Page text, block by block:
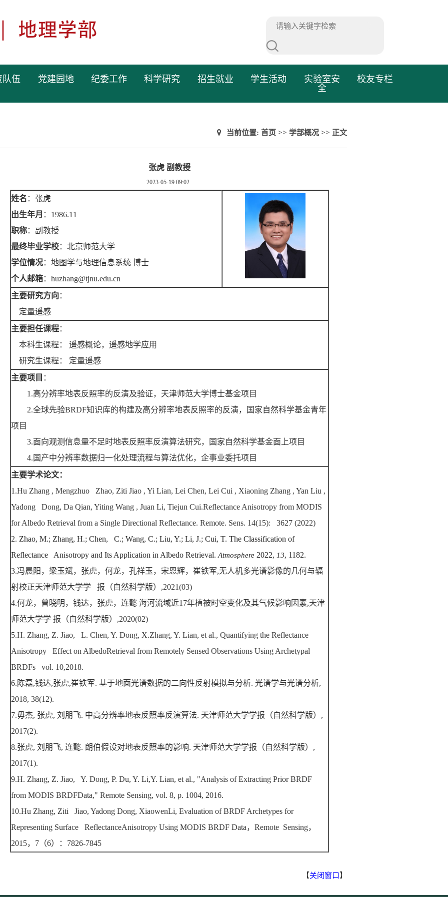
队伍 党建园地 纪委工作 科学研究 招生就业 学生活动
实验室安
全
校友专栏
当前位置:首页 >> 学部概况 >> 正文
张虎 副教授
2023-05-19 09:02
姓名 ：张虎
出生年月 ： 1986.11
职称：副教授
最终毕业学校：北京师范大学
学位情况：地图学与地理信息系统 博士
个人邮箱：huzhang@tjnu.edu.cn
主要研究方向 ：
定量遥感
主要担任课程：
本科生课程： 遥感概论，遥感地学应用
研究生课程： 定量遥感
主要项目 ：
1.高分辨率地表反照率的反演及验证，天津师范大学博士基金项目
2.全球先验BRDF知识库的构建及高分辨率地表反照率的反演，国家自然科学基金青年
项目
3.面向观测信息量不足时地表反照率反演算法研究，国家自然科学基金面上项目
4. 国产中分辨率数据归一化处理流程与算法优化，企事业委托项目
主要学术论文：
1.Hu Zhang , Mengzhuo Zhao, Ziti Jiao , Yi Lian, Lei Chen, Lei Cui , Xiaoning Zhang , Yan Liu ,
Yadong Dong, Da Qian, Yiting Wang , Juan Li, Tiejun Cui.Reflectance Anisotropy from MODIS
for Albedo Retrieval from a Single Directional Reflectance. Remote. Sens. 14(15): 3627 (2022)
2. Zhao, M.; Zhang, H.; Chen, C.; Wang, C.; Liu, Y.; Li, J.; Cui, T. The Classification of
Reflectance Anisotropy and Its Application in Albedo Retrieval.Atmosphere 2022, 13, 1182.
3.冯晨阳，梁玉斌，张虎，何龙，孔祥玉，宋恩辉，崔铁军,无人机多光谱影像的几何与辐
射校正天津师范大学学 报（自然科学版） ,2021(03)
4.何龙，曾晓明，钱达，张虎，连懿 海河流域近17年植被时空变化及其气候影响因素,天津
师范大学学 报（自然科学版） ,2020(02)
5.H. Zhang, Z. Jiao, L. Chen, Y. Dong, X.Zhang, Y. Lian, et al., Quantifying the Reflectance
Anisotropy Effect on AlbedoRetrieval from Remotely Sensed Observations Using Archetypal
BRDFs vol. 10,2018.
6. 陈磊,钱达,张虎,崔铁军.基于地面光谱数据的二向性反射模拟与分析.光谱学与光谱分析,
2018, 38(12).
7.毋杰, 张虎,刘朋飞. 中高分辨率地表反照率反演算法. 天津师范大学学报（自然科学版） ,
2017(2).
8.张虎,刘朋飞,连懿. 朗伯假设对地表反照率的影响. 天津师范大学学报（自然科学版） ,
2017(1).
9.H. Zhang, Z. Jiao, Y. Dong, P. Du, Y. Li,Y. Lian, et al., "Analysis of Extracting Prior BRDF
from MODIS BRDFData," Remote Sensing, vol. 8, p. 1004, 2016.
10.Hu Zhang, Ziti Jiao, Yadong Dong, XiaowenLi, Evaluation of BRDF Archetypes for
Representing Surface ReflectanceAnisotropy Using MODIS BRDF Data，Remote Sensing，
2015， 7 （6）： 7826-7845
【关闭窗口 】